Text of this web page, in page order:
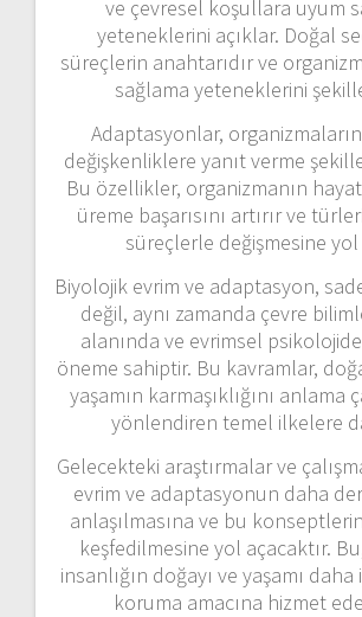
ve çevresel koşullara uyum
yeteneklerini açıklar. Doğal
süreçlerin anahtarıdır ve
sağlama yeteneklerini
Adaptasyonlar,
değişkenliklere yanıt verme
Bu özellikler, organizmanın
üreme başarısını artırır ve
süreçlerle değişmesine yol
Biyolojik evrim ve adaptasyon,
değil, aynı zamanda çevre
alanında ve evrimsel
öneme sahiptir. Bu kavramlar,
yaşamın karmaşıklığını anlama
yönlendiren temel ilkelere
Gelecekteki araştırmalar ve
evrim ve adaptasyonun daha
anlaşılmasına ve bu
keşfedilmesine yol açacaktır.
insanlığın doğayı ve yaşamı
koruma amacına hizmet